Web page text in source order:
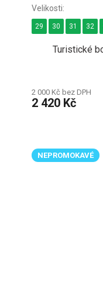
Turistické
2 000 Kč bez DPH
2 420 Kč
29 30 31 32
NEPROMOKAVÉ